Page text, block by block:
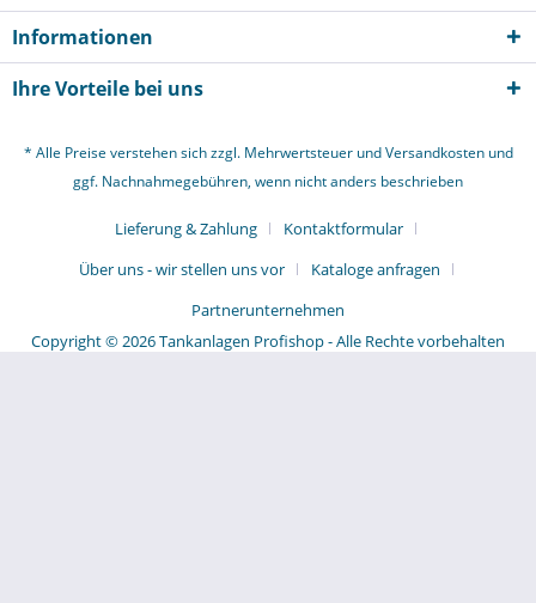
Informationen
Ihre Vorteile bei uns
* Alle Preise verstehen sich zzgl. Mehrwertsteuer undVersandkostenund
ggf. Nachnahmegebühren, wenn nicht anders beschrieben
Lieferung & Zahlung
Kontaktformular
Über uns - wir stellen uns vor
Kataloge anfragen
Partnerunternehmen
Copyright © 2026 Tankanlagen Profishop - Alle Rechte vorbehalten